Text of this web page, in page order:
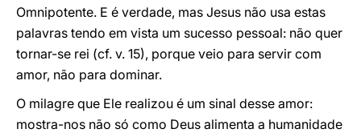
Omnipotente. E é verdade, mas Jesus não usa estas
palavras tendo em vista um sucesso pessoal: não quer
tornar-se rei (cf. v. 15), porque veio para servir com
amor, não para dominar.
O milagre que Ele realizou é um sinal desse amor:
mostra-nos não só como Deus alimenta a humanidade